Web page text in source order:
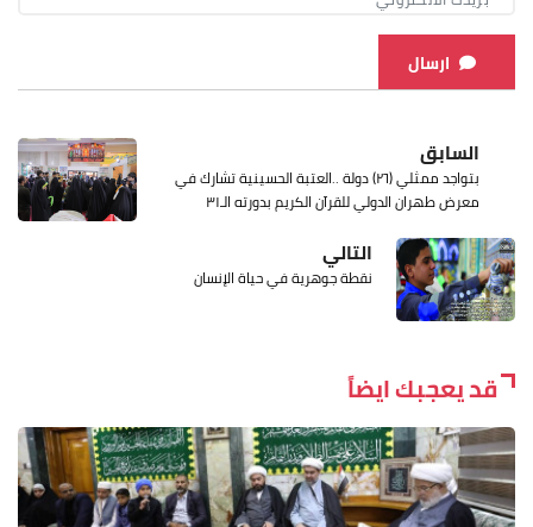
ارسال
السابق
بتواجد ممثلي (٢٦) دولة ..العتبة الحسينية تشارك في
معرض طهران الدولي للقرآن الكريم بدورته الـ٣١
التالي
نقطة جوهرية في حياة الإنسان
قد يعجبك ايضاً